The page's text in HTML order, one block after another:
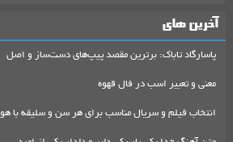
آخرین های
پاسارگاد تاباک: برترین مقصد پیپ‌های دست‌ساز و اصل
معنی و تعبیر اسب در فال قهوه
انتخاب فیلم و سریال مناسب برای هر سن و سلیقه با هو